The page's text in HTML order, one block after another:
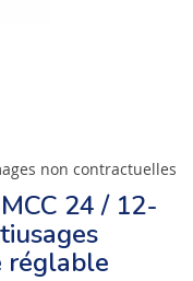
non contractuelles
24 / 12-
réglable